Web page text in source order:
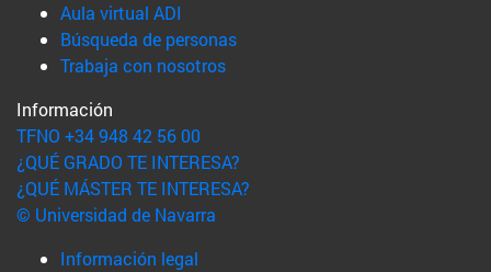
Aula virtual ADI
Búsqueda de personas(abre en nueva ventana)
Trabaja con nosotros(abre en nueva ventana)
Información
TFNO +34 948 42 56 00
¿QUÉ GRADO TE INTERESA?
¿QUÉ MÁSTER TE INTERESA?
© Universidad de Navarra
Información legal